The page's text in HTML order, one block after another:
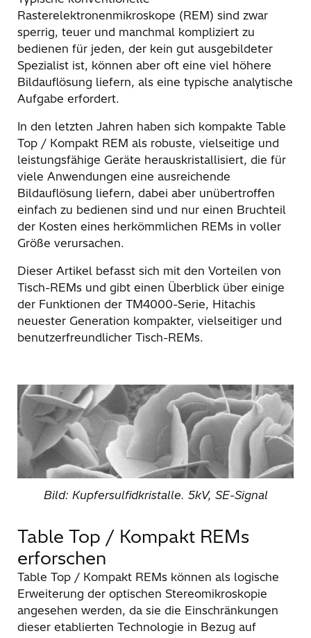
Rasterelektronenmikroskope (REM) sind zwar
sperrig, teuer und manchmal kompliziert zu
bedienen für jeden, der kein gut ausgebildeter
Spezialist ist, können aber oft eine viel höhere
Bildauflösung liefern, als eine typische analytische
Aufgabe erfordert.
In den letzten Jahren haben sich kompakte Table
Top / Kompakt REM als robuste, vielseitige und
leistungsfähige Geräte herauskristallisiert, die für
viele Anwendungen eine ausreichende
Bildauflösung liefern, dabei aber unübertroffen
einfach zu bedienen sind und nur einen Bruchteil
der Kosten eines herkömmlichen REMs in voller
Größe verursachen.
Dieser Artikel befasst sich mit den Vorteilen von
Tisch-REMs und gibt einen Überblick über einige
der Funktionen der TM4000-Serie, Hitachis
neuester Generation kompakter, vielseitiger und
benutzerfreundlicher Tisch-REMs.
Bild: Kupfersulfidkristalle. 5kV, SE-Signal
Table Top / Kompakt REMs
erforschen
Table Top / Kompakt REMs können als logische
Erweiterung der optischen Stereomikroskopie
angesehen werden, da sie die Einschränkungen
dieser etablierten Technologie in Bezug auf